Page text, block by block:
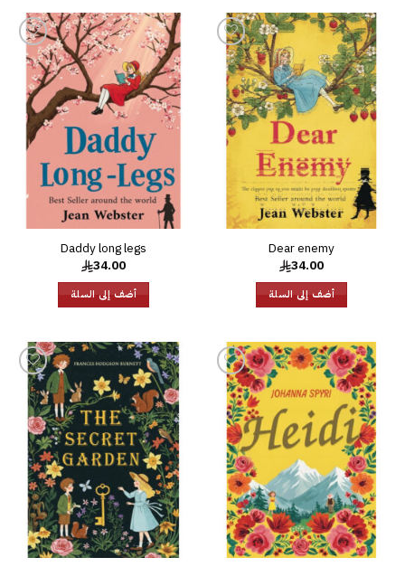
إضافة
إلى
قائمة
الرغبات
Dear enemy
34.00
أضف إلى السلة
إضافة
إلى
قائمة
الرغبات
Daddy long legs
34.00
أضف إلى السلة
إضافة
إلى
قائمة
الرغبات
إضافة
إلى
قائمة
الرغبات